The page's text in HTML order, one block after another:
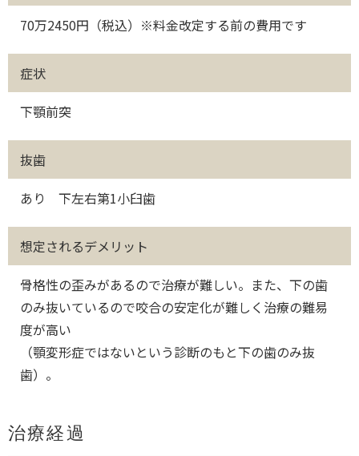
70万2450円（税込）※料金改定する前の費用です
症状
下顎前突
抜歯
あり 下左右第1小臼歯
想定されるデメリット
骨格性の歪みがあるので治療が難しい。また、下の歯
のみ抜いているので咬合の安定化が難しく治療の難易
度が高い
（顎変形症ではないという診断のもと下の歯のみ抜
歯）。
治療経過